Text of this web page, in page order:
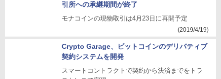
引所への承継期間が終了
モナコインの現物取引は4月23日に再開予定
(2019/4/19)
Crypto Garage、ビットコインのデリバティブ
契約システムを開発
スマートコントラクトで契約から決済までをトラ